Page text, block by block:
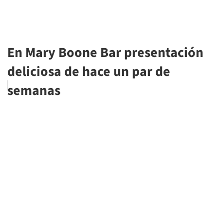
En Mary Boone Bar presentación
deliciosa de hace un par de
semanas